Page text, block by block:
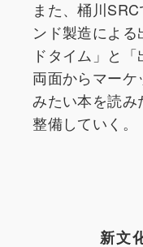
また、桶川
ンド製造によ
ドタイム」と
両面からマー
みたい本を読み
整備していく。
新文